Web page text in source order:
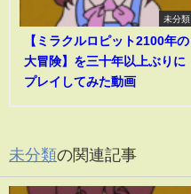
未分類
【ミラクルロピット2100年の
大冒険】を三十年以上ぶりに
プレイしてみた動画
未分類の関連記事